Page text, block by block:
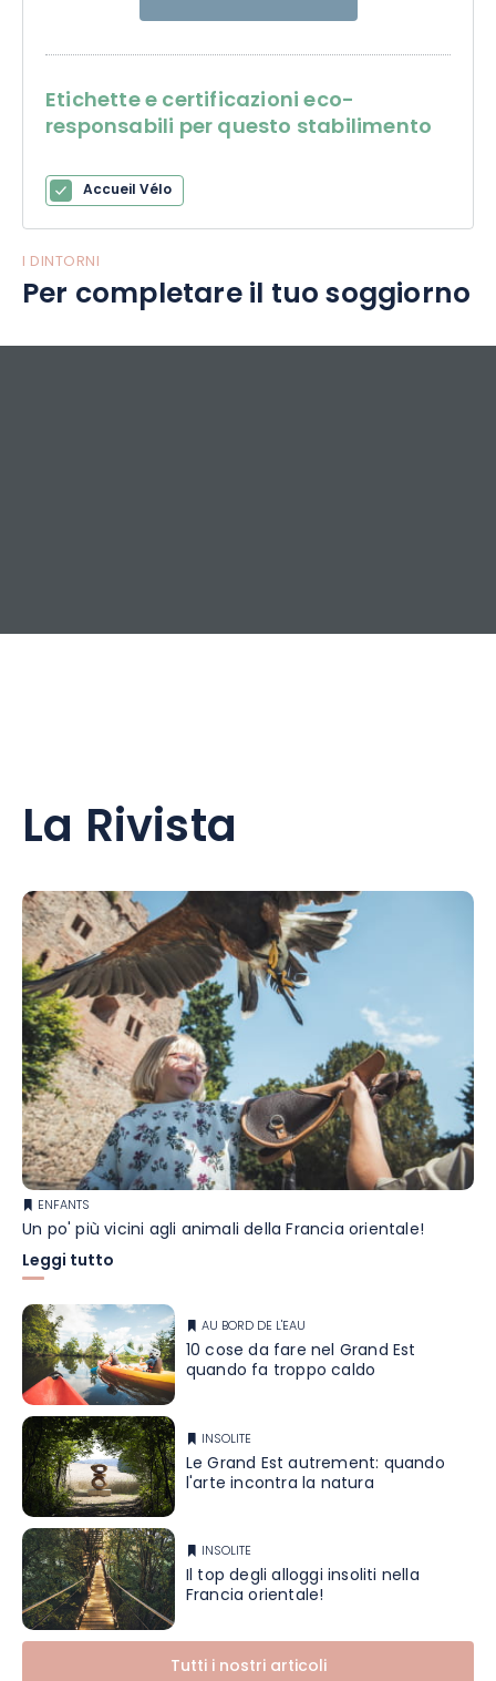
Etichette e certificazioni eco-
responsabili per questo stabilimento
Accueil Vélo
I DINTORNI
Per completare il tuo soggiorno
La Rivista
ENFANTS
Un po' più vicini agli animali della Francia orientale!
Leggi tutto
AU BORD DE L'EAU
10 cose da fare nel Grand Est
quando fa troppo caldo
INSOLITE
Le Grand Est autrement: quando
l'arte incontra la natura
INSOLITE
Il top degli alloggi insoliti nella
Francia orientale!
Tutti i nostri articoli